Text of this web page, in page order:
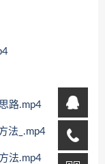
路.mp4
法_.mp4
法.mp4